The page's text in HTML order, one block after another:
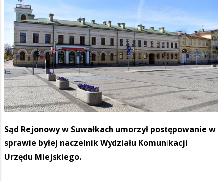
Sąd Rejonowy w Suwałkach umorzył postępowanie w
sprawie byłej naczelnik Wydziału Komunikacji
Urzędu Miejskiego.